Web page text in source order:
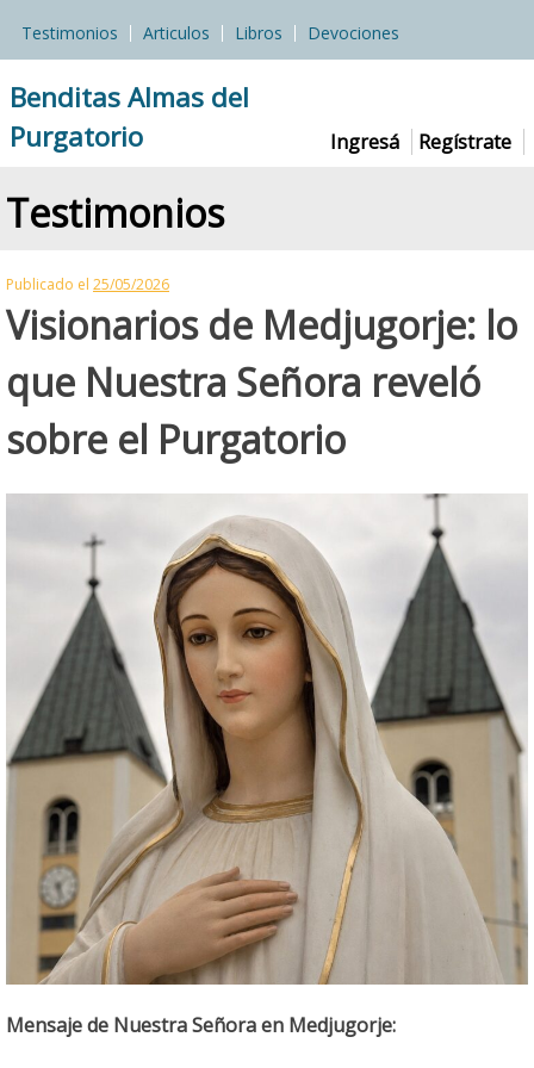
Testimonios Articulos Libros Devociones
Benditas Almas del
Purgatorio
Ingresá Regístrate
Testimonios
Publicado el 25/05/2026
Visionarios de Medjugorje: lo
que Nuestra Señora reveló
sobre el Purgatorio
Mensaje de Nuestra Señora en Medjugorje: